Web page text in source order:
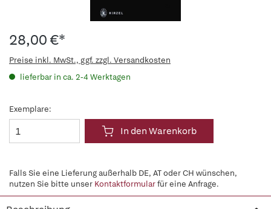
28,00 €*
Preise inkl. MwSt., ggf. zzgl. Versandkosten
lieferbar in ca. 2-4 Werktagen
Exemplare:
In den Warenkorb
Falls Sie eine Lieferung außerhalb DE, AT oder CH wünschen,
nutzen Sie bitte unser Kontaktformularfür eine Anfrage.